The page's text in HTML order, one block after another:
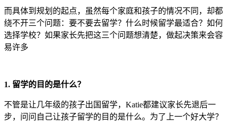
而具体到规划的起点，虽然每个家庭和孩子的情况不同，却都
绕不开三个问题：要不要去留学？什么时候留学最适合？如何
选择学校？如果家长先把这三个问题想清楚，做起决策来会容
易许多
1. 留学的目的是什么？
不管是让几年级的孩子出国留学，Katie都建议家长先退后一
步，问问自己让孩子留学的目的是什么。为了上一个好大学？